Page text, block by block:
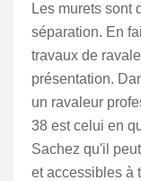
Les murets sont
séparation. En
travaux de
présentation.
un ravaleur
38 est celui en
Sachez qu'il
et accessibles à